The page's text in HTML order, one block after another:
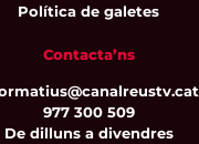
Política de galetes
Contacta’ns
977 300 509
De dilluns a divendres